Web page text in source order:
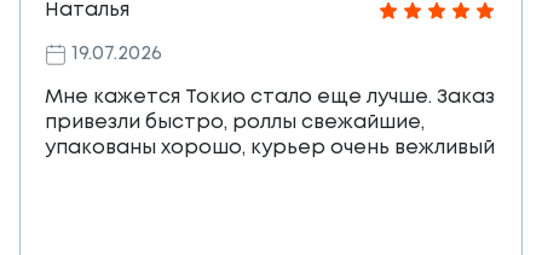
Наталья
19.07.2026
Мне кажется Токио стало еще лучше. Заказ
привезли быстро, роллы свежайшие,
упакованы хорошо, курьер очень вежливый